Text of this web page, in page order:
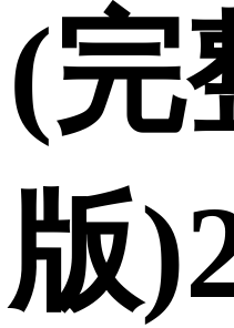
(完
版